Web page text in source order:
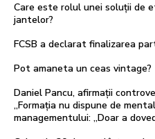
Care este rolul unei soluții de
jantelor?
FCSB a declarat finalizarea
Pot amaneta un ceas vintage?
Daniel Pancu, afirmații
„Formația nu dispune de
managementului: „Doar a